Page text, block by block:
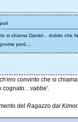
si chiama Daniel... dubito che
però...
convinto che si
vabbe'.
del Ragazzo dal